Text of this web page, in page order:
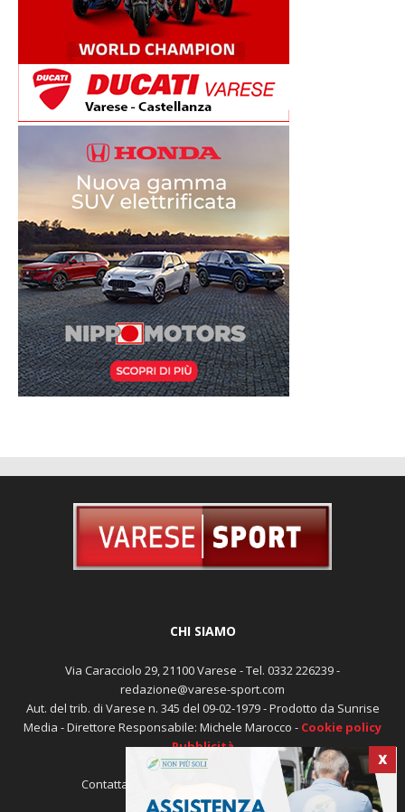
X
CHI SIAMO
Via Caracciolo 29, 21100 Varese - Tel. 0332 226239 -
redazione@varese-sport.com
Aut. del trib. di Varese n. 345 del 09-02-1979 - Prodotto da Sunrise
Media - Direttore Responsabile: Michele Marocco - Cookie policy
Pubblicità
Contattaci: redazione@varese-sport.com